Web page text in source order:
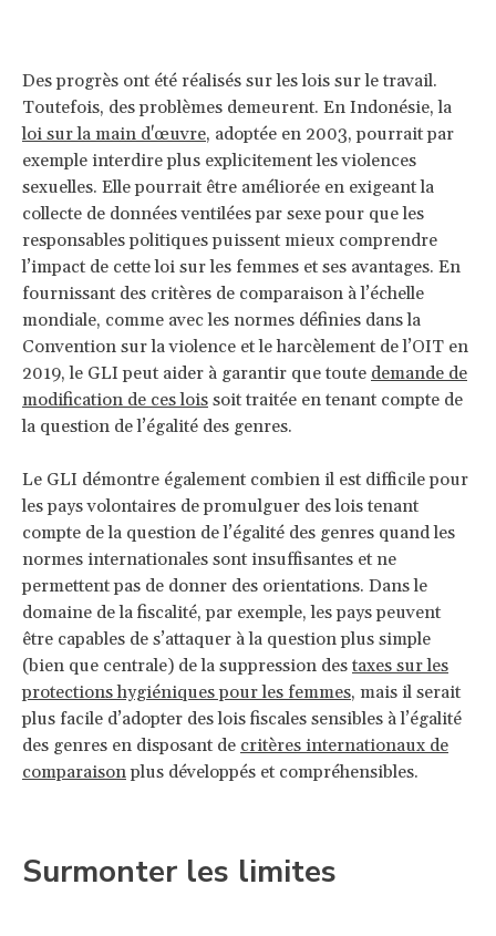
Des progrès ont été réalisés sur les lois sur le travail.
Toutefois, des problèmes demeurent. En Indonésie, la
loi sur la main d'œuvre, adoptée en 2003, pourrait par
exemple interdire plus explicitement les violences
sexuelles. Elle pourrait être améliorée en exigeant la
collecte de données ventilées par sexe pour que les
responsables politiques puissent mieux comprendre
l’impact de cette loi sur les femmes et ses avantages. En
fournissant des critères de comparaison à l’échelle
mondiale, comme avec les normes définies dans la
Convention sur la violence et le harcèlement de l’OIT en
2019, le GLI peut aider à garantir que toute demande de
modification de ces lois soit traitée en tenant compte de
la question de l’égalité des genres.
Le GLI démontre également combien il est difficile pour
les pays volontaires de promulguer des lois tenant
compte de la question de l’égalité des genres quand les
normes internationales sont insuffisantes et ne
permettent pas de donner des orientations. Dans le
domaine de la fiscalité, par exemple, les pays peuvent
être capables de s’attaquer à la question plus simple
(bien que centrale) de la suppression des taxes sur les
protections hygiéniques pour les femmes, mais il serait
plus facile d’adopter des lois fiscales sensibles à l’égalité
des genres en disposant de critères internationaux de
comparaisonplus développés et compréhensibles.
Surmonter les limites